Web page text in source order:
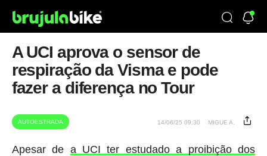
A UCI aprova o sensor de
respiração da Visma e pode
fazer a diferença no Tour
AUTOESTRADA 14/06/25 09:30 MIGUE A.
Apesar de a UCI ter estudado a proibição dos